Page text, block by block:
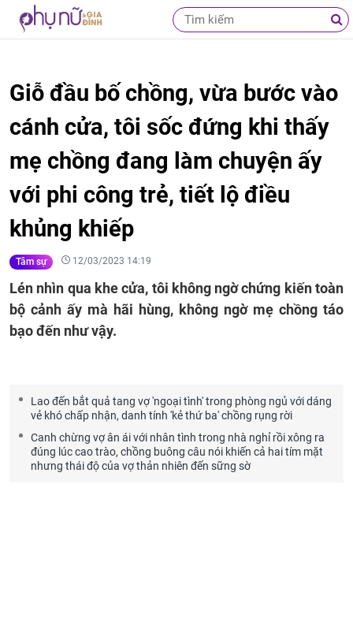
Giỗ đầu bố chồng, vừa bước vào
cánh cửa, tôi sốc đứng khi thấy
mẹ chồng đang làm chuyện ấy
với phi công trẻ, tiết lộ điều
khủng khiếp
Tâm sự 12/03/2023 14:19
Lén nhìn qua khe cửa, tôi không ngờ chứng kiến toàn
bộ cảnh ấy mà hãi hùng, không ngờ mẹ chồng táo
bạo đến như vậy.
Lao đến bắt quả tang vợ 'ngoại tình' trong phòng ngủ với dáng
vẻ khó chấp nhận, danh tính 'kẻ thứ ba' chồng rụng rời
Canh chừng vợ ân ái với nhân tình trong nhà nghỉ rồi xông ra
đúng lúc cao trào, chồng buông câu nói khiến cả hai tím mặt
nhưng thái độ của vợ thản nhiên đến sững sờ